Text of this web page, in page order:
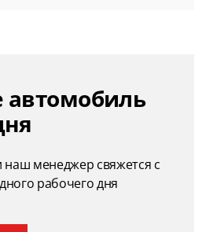
автомобиль
наш менеджер свяжется с
рабочего дня